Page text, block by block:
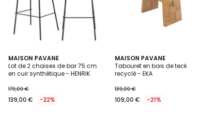
MAISON PAVANE
Lot de 2 chaises de bar 75 cm
en cuir synthétique - HENRIK
179,00 €
139,00 € -22%
5
/
5
4
Couleurs
MAISON PAVANE
Tabouret en bois de teck
recyclé - EKA
139,00 €
109,00 € -21%
5
/
5